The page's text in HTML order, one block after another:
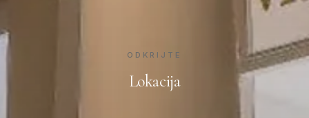
ODKRIJTE
Lokacija